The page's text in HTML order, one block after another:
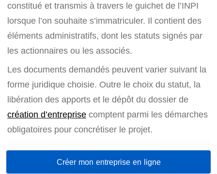
constitué et transmis à travers le guichet de l’INPI
lorsque l’on souhaite s’immatriculer. Il contient des
éléments administratifs, dont les statuts signés par
les actionnaires ou les associés.
Les documents demandés peuvent varier suivant la
forme juridique choisie. Outre le choix du statut, la
libération des apports et le dépôt du dossier de
création d’entreprise comptent parmi les démarches
obligatoires pour concrétiser le projet.
Créer mon entreprise en ligne